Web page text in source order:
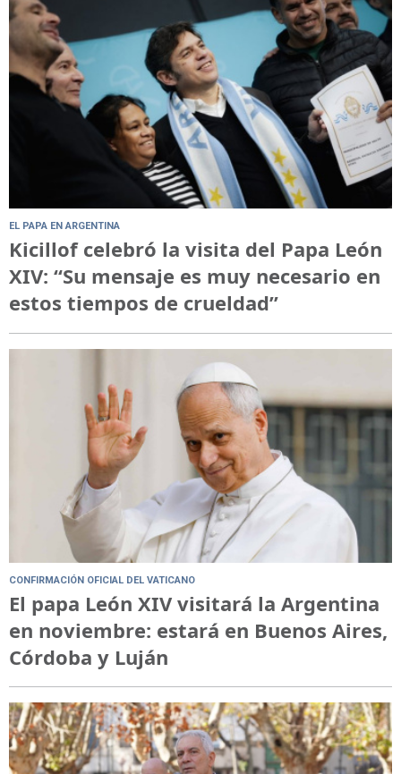
EL PAPA EN ARGENTINA
Kicillof celebró la visita del Papa León
XIV: “Su mensaje es muy necesario en
estos tiempos de crueldad”
CONFIRMACIÓN OFICIAL DEL VATICANO
El papa León XIV visitará la Argentina
en noviembre: estará en Buenos Aires,
Córdoba y Luján